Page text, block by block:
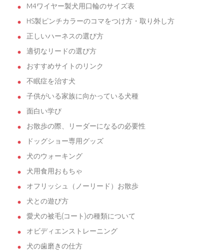
M4ワイヤー製犬用口輪のサイズ表
HS製ピンチカラーのコマをつけ方・取り外し方
正しいハーネスの選び方
適切なリードの選び方
おすすめサイトのリンク
不眠症を治す犬
子供がいる家族に向かっている犬種
面白い学び
お散歩の際、リーダーになるの必要性
ドッグショー専用グッズ
犬のウォーキング
犬用食用おもちゃ
オフリッシュ（ノーリード）お散歩
犬との遊び方
愛犬の被毛(コート)の種類について
オビディエンストレーニング
犬の歯磨きの仕方